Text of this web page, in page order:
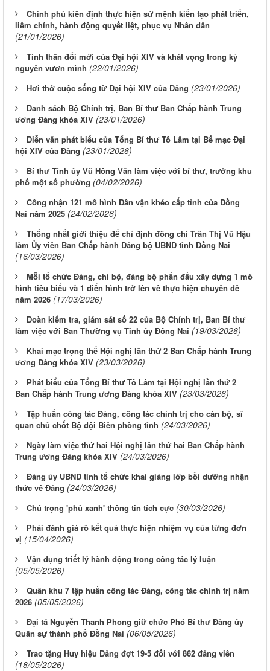
Chính phủ kiên định thực hiện sứ mệnh kiến tạo phát triển,
liêm chính, hành động quyết liệt, phục vụ Nhân dân
(21/01/2026)
Tinh thần đổi mới của Ðại hội XIV và khát vọng trong kỷ
nguyên vươn mình (22/01/2026)
Hơi thở cuộc sống từ Ðại hội XIV của Ðảng (23/01/2026)
Danh sách Bộ Chính trị, Ban Bí thư Ban Chấp hành Trung
ương Đảng khóa XIV (23/01/2026)
Diễn văn phát biểu của Tổng Bí thư Tô Lâm tại Bế mạc Đại
hội XIV của Đảng (23/01/2026)
Bí thư Tỉnh ủy Vũ Hồng Văn làm việc với bí thư, trưởng khu
phố một số phường (04/02/2026)
Công nhận 121 mô hình Dân vận khéo cấp tỉnh của Đồng
Nai năm 2025 (24/02/2026)
Thống nhất giới thiệu để chỉ định đồng chí Trần Thị Vũ Hậu
làm Ủy viên Ban Chấp hành Đảng bộ UBND tỉnh Đồng Nai
(16/03/2026)
Mỗi tổ chức Đảng, chi bộ, đảng bộ phấn đấu xây dựng 1 mô
hình tiêu biểu và 1 điển hình trở lên về thực hiện chuyên đề
năm 2026 (17/03/2026)
Đoàn kiểm tra, giám sát số 22 của Bộ Chính trị, Ban Bí thư
làm việc với Ban Thường vụ Tỉnh ủy Đồng Nai (19/03/2026)
Khai mạc trọng thể Hội nghị lần thứ 2 Ban Chấp hành Trung
ương Đảng khóa XIV (23/03/2026)
Phát biểu của Tổng Bí thư Tô Lâm tại Hội nghị lần thứ 2
Ban Chấp hành Trung ương Đảng khóa XIV (23/03/2026)
Tập huấn công tác Đảng, công tác chính trị cho cán bộ, sĩ
quan chủ chốt Bộ đội Biên phòng tỉnh (24/03/2026)
Ngày làm việc thứ hai Hội nghị lần thứ hai Ban Chấp hành
Trung ương Đảng khóa XIV (24/03/2026)
Đảng ủy UBND tỉnh tổ chức khai giảng lớp bồi dưỡng nhận
thức về Đảng (24/03/2026)
Chú trọng 'phủ xanh' thông tin tích cực (30/03/2026)
Phải đánh giá rõ kết quả thực hiện nhiệm vụ của từng đơn
vị (15/04/2026)
Vận dụng triết lý hành động trong công tác lý luận
(05/05/2026)
Quân khu 7 tập huấn công tác Đảng, công tác chính trị năm
2026 (05/05/2026)
Đại tá Nguyễn Thanh Phong giữ chức Phó Bí thư Đảng ủy
Quân sự thành phố Đồng Nai (06/05/2026)
Trao tặng Huy hiệu Đảng đợt 19-5 đối với 862 đảng viên
(18/05/2026)